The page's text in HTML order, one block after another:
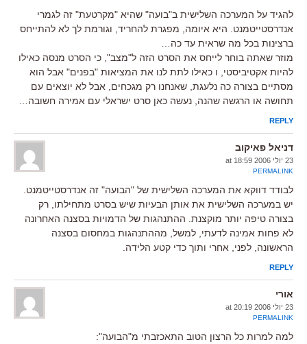
להגיד על המערכה השלישית ב"בועה" שהיא "מקרטעת" זה לגמרי
אנדרסטייטמנט. היא איומה, מפגרת להחריד, וגורמת לך לא להתייחס
ברצינות בכל מה שראית עד כה…
מוזר שאתה בוחר לייחס את הסרט הזה ל"מצב", כי הסרט מנסה כאילו
להיות אקטיביסטי, ו כאילו לתת לנו את המציאות "בפנים" אבל הוא
מסתיים בצורה כה נלעגת, שאנחנו רק מגכחים, אבל לא יוצאים עם
תחושה או הרגשה שהנה, נעשה כאן סרט ישראלי עם אמירה חשובה…
REPLY
דניאל פאיקוב
23 יולי 2006 at 18:59
PERMALINK
לבודד דווקא את המערכה השלישית של "הבועה" זה אנדרסטייטמנט.
יש במערכה השלישית את אותן הבעיות שיש בסרט מתחילתו, רק
בצורה טיפה יותר מוקצנת. ההתנהגות של הדמויות בסצנה האחרונה
לא פחות אמינה לדעתי, למשל, מההתנהגות במחסום בסצנה
הראשונה, לפני, אחרי ותוך כדי קטע הלידה.
REPLY
אורי
23 יולי 2006 at 20:19
PERMALINK
למה למרות כל הרצון הטוב התאכזבתי מ"הבועה":